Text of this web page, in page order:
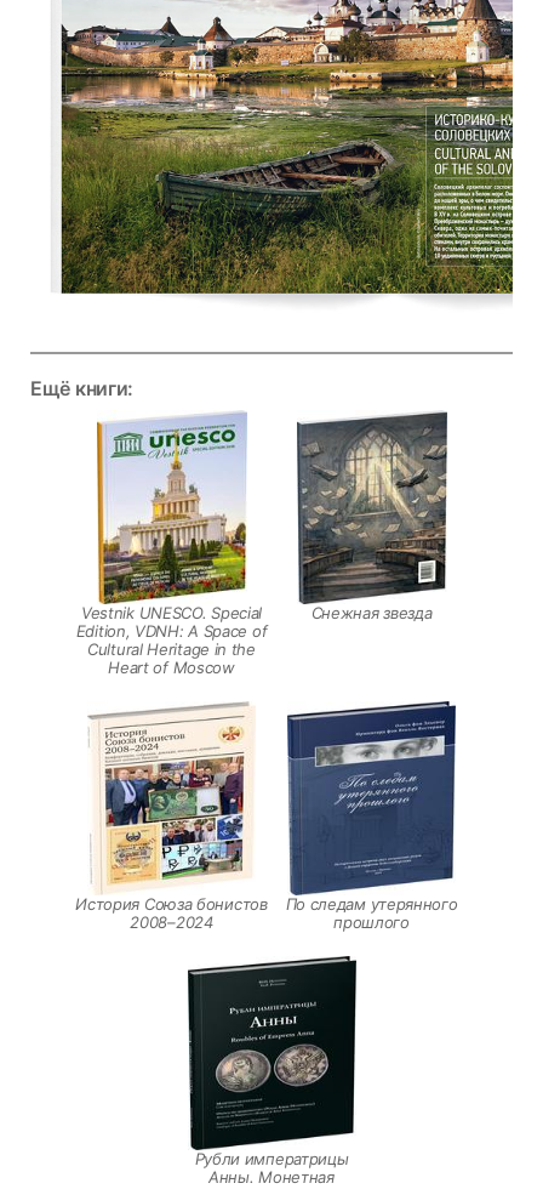
Ещё книги:
Vestnik UNESCO. Special
Edition, VDNH: A Space of
Cultural Heritage in the
Heart of Moscow
Снежная звезда
История Союза бонистов
2008–2024
По следам утерянного
прошлого
Рубли императрицы
Анны. Монетная